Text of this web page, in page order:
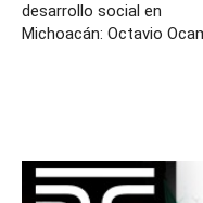
desarrollo social en
Michoacán: Octavio